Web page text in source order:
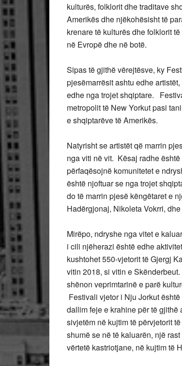
kulturës, folklorit dhe traditave
Amerikës dhe njëkohësisht të
krenare të kulturës dhe folklorit
në Evropë dhe në botë.
Sipas të gjithë vërejtësve, ky
pjesëmarrësit ashtu edhe
edhe nga trojet shqiptare.
metropolit të New Yorkut pasi
e shqiptarëve të Amerikës.
Natyrisht se artistët që marrin
nga viti në vit. Kësaj radhe
përfaqësojnë komunitetet e
është njoftuar se nga trojet
do të marrin pjesë këngëtaret e
Hadërgjonaj, Nikoleta Vokrri,
Mirëpo, ndryshe nga vitet e
i cili njëherazi është edhe
kushtohet 550-vjetorit të Gjergj
vitin 2018, si vitin e
shënon veprimtarinë e parë
Festivali vjetor i Nju Jorkut
dallim feje e krahine për të
sivjetëm në kujtim të përvjetorit
shumë se në të kaluarën, një
vërtetë kastriotjane, në kujtim të